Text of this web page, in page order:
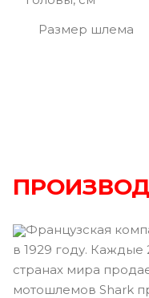
Размер шлема
Французская
в 1929 году. Каждые
странах мира
мотошлемов Shark